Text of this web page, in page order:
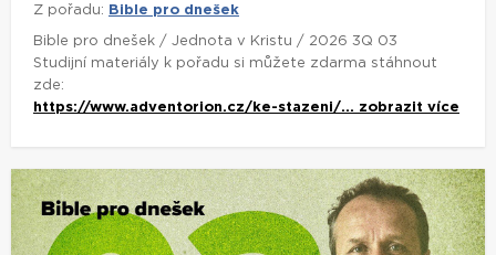
Z pořadu: Bible pro dnešek
Bible pro dnešek / Jednota v Kristu / 2026 3Q 03
Studijní materiály k pořadu si můžete zdarma stáhnout
zde:
https://www.adventorion.cz/ke-stazeni/... zobrazit více